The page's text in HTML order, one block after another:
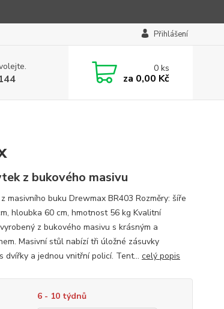
Přihlášení
0ks
za 0,00 Kč
z bukového masivu
masivního buku Drewmax BR403 Rozměry: šíře
hloubka 60 cm, hmotnost 56 kg Kvalitní
z bukového masivu s krásným a
Masivní stůl nabízí tři úložné zásuvky
dvířky a jednou vnitřní policí. Tent... celý popis
6 - 10 týdnů